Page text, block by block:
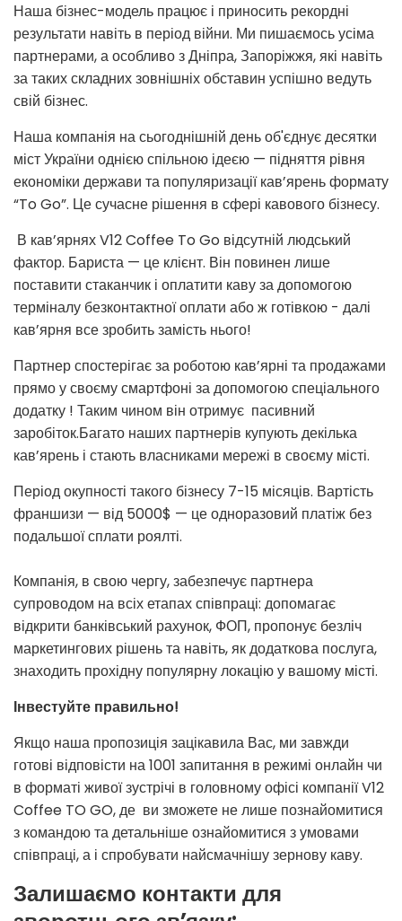
Наша бізнес-модель працює і приносить рекордні
результати навіть в період війни. Ми пишаємось усіма
партнерами, а особливо з Дніпра, Запоріжжя, які навіть
за таких складних зовнішніх обставин успішно ведуть
свій бізнес.
Наша компанія на сьогоднішній день об'єднує десятки
міст України однією спільною ідеєю — підняття рівня
економіки держави та популяризації кав’ярень формату
“To Go”. Це сучасне рішення в сфері кавового бізнесу.
В кав’ярнях V12 Coffee To Go відсутній людський
фактор. Бариста — це клієнт. Він повинен лише
поставити стаканчик і оплатити каву за допомогою
терміналу безконтактної оплати або ж готівкою - далі
кав’ярня все зробить замість нього!
Партнер спостерігає за роботою кав’ярні та продажами
прямо у своєму смартфоні за допомогою спеціального
додатку ! Таким чином він отримує пасивний
заробіток.Багато наших партнерів купують декілька
кав’ярень і стають власниками мережі в своєму місті.
Період окупності такого бізнесу 7-15 місяців. Вартість
франшизи — від 5000$ — це одноразовий платіж без
подальшої сплати роялті.
Компанія, в свою чергу, забезпечує партнера
супроводом на всіх етапах співпраці: допомагає
відкрити банківський рахунок, ФОП, пропонує безліч
маркетингових рішень та навіть, як додаткова послуга,
знаходить прохідну популярну локацію у вашому місті.
Інвестуйте правильно!
Якщо наша пропозиція зацікавила Вас, ми завжди
готові відповісти на 1001 запитання в режимі онлайн чи
в форматі живої зустрічі в головному офісі компанії V12
Coffee TO GO, де ви зможете не лише познайомитися
з командою та детальніше ознайомитися з умовами
співпраці, а і спробувати найсмачнішу зернову каву.
Залишаємо контакти для